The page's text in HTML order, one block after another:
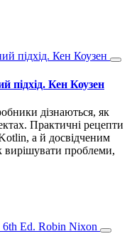
підхід. Кен Коузен
дізнаються, як
Практичні рецепти
а й досвідченим
вирішувати проблеми,